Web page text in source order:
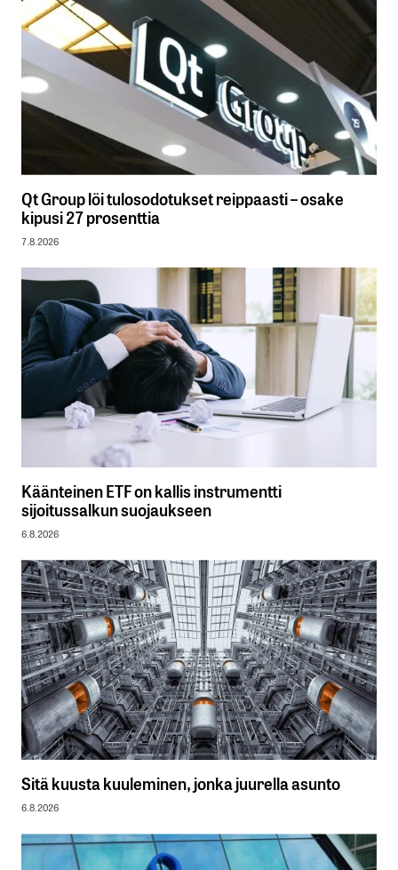
Qt Group löi tulosodotukset reippaasti – osake
kipusi 27 prosenttia
7.8.2026
Käänteinen ETF on kallis instrumentti
sijoitussalkun suojaukseen
6.8.2026
Sitä kuusta kuuleminen, jonka juurella asunto
6.8.2026